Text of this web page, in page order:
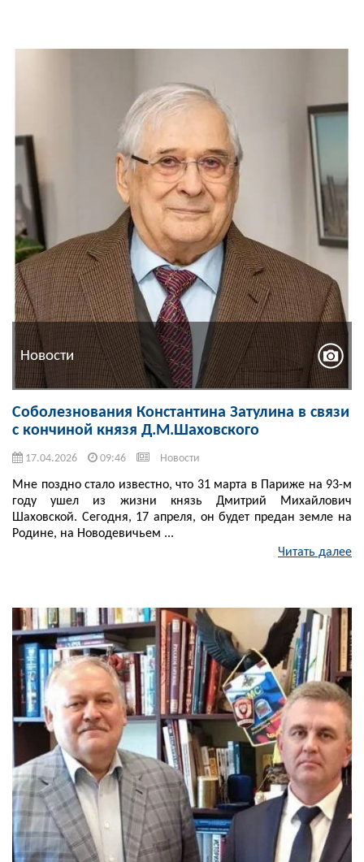
Новости
Соболезнования Константина Затулина в связи
с кончиной князя Д.М.Шаховского
17.04.2026 09:46 Новости
Мне поздно стало известно, что 31 марта в Париже на 93-м
году ушел из жизни князь Дмитрий Михайлович
Шаховской. Сегодня, 17 апреля, он будет предан земле на
Родине, на Новодевичьем ...
Читать далее